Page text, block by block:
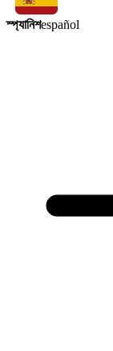
স্প্যানিশespañol